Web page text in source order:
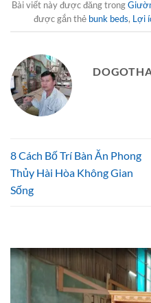
Bài viết này được đăng trong
được gắn thẻ bunk beds, Lợi
8 Cách Bố Trí Bàn Ăn Phong
Thủy Hài Hòa Không Gian
Sống